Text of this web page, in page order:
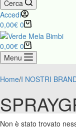
Cerca
Accedi
Carrello
0,00€ 0
Carrello
0,00€ 0
Menu
Home/I NOSTRI
Non è stato trovato